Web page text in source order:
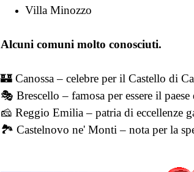
Villa Minozzo
Alcuni comuni molto conosciuti.
🏰 Canossa – celebre per il Castello di
🎭 Brescello – famosa per essere il
🧀 Reggio Emilia – patria di eccellenze
🏞️ Castelnovo ne' Monti – nota per la